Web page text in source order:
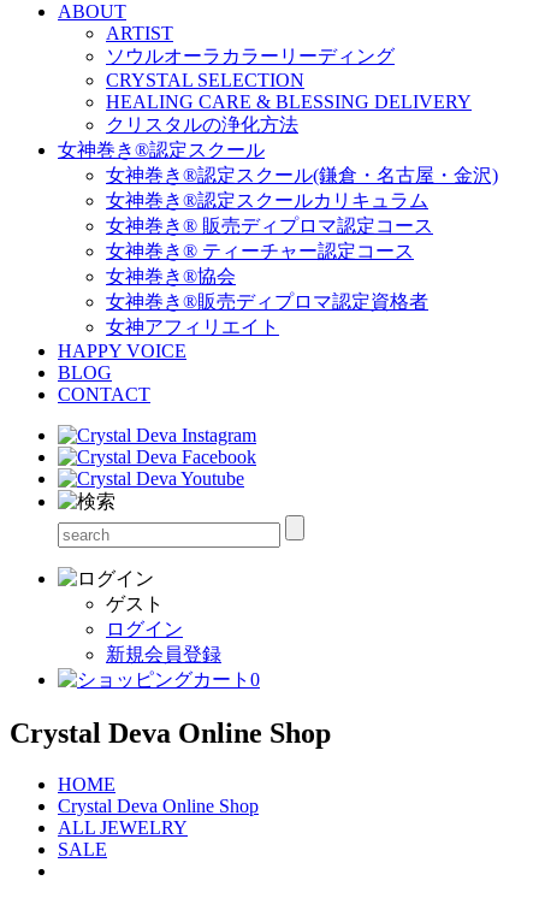
ABOUT
ARTIST
ソウルオーラカラーリーディング
CRYSTAL SELECTION
HEALING CARE & BLESSING DELIVERY
クリスタルの浄化方法
女神巻き®認定スクール
女神巻き®認定スクール(鎌倉・名古屋・金沢)
女神巻き®認定スクールカリキュラム
女神巻き® 販売ディプロマ認定コース
女神巻き® ティーチャー認定コース
女神巻き®協会
女神巻き®販売ディプロマ認定資格者
女神アフィリエイト
HAPPY VOICE
BLOG
CONTACT
ゲスト
ログイン
新規会員登録
0
Crystal Deva Online Shop
HOME
Crystal Deva Online Shop
ALL JEWELRY
SALE